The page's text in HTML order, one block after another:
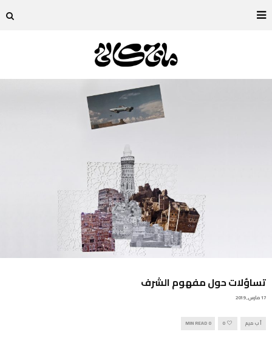
تساؤلات حول مفهوم الشرف
17 مارس, 2019
أ ب ميم 0
0 MIN READ